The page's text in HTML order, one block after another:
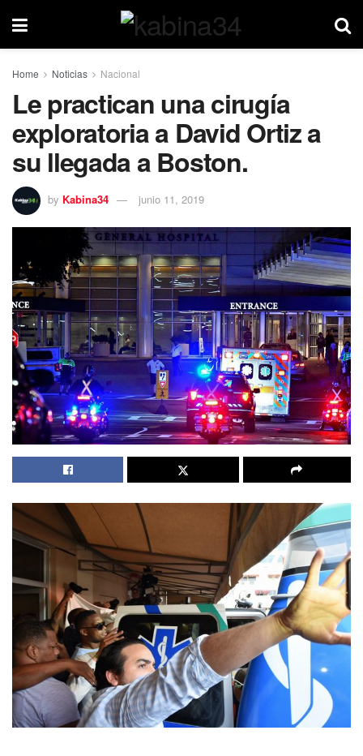
Home Noticias Nacional
Le practican una cirugía
exploratoria a David Ortiz a
su llegada a Boston.
by Kabina34 junio 11, 2019